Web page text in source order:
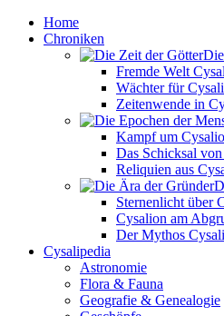
Home
Chroniken
Fremde Welt
Wächter für
Zeitenwende in
Kampf um
Das Schicksal
Reliquien aus
Sternenlicht über
Cysalion am
Der Mythos
Cysalipedia
Astronomie
Flora & Fauna
Geografie & Genealogie